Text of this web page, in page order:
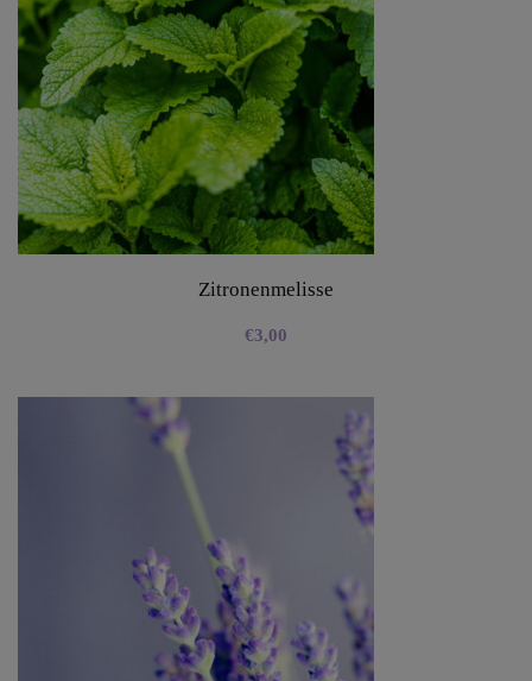
Zitronenmelisse
€3,00